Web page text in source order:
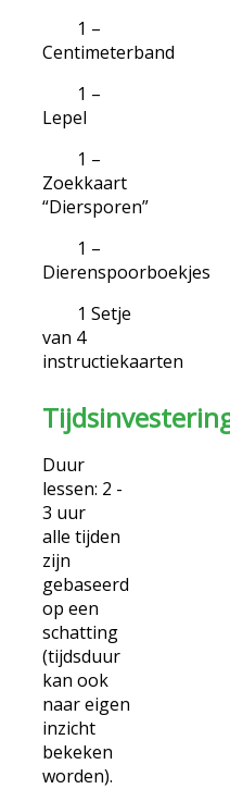
1 –
Centimeterband
1 –
Lepel
1 –
Zoekkaart
“Diersporen”
1 –
Dierenspoorboekjes
1 Setje
van 4
instructiekaarten
Duur
lessen: 2 -
3 uur
alle tijden
zijn
gebaseerd
op een
schatting
(tijdsduur
kan ook
naar eigen
inzicht
bekeken
worden).